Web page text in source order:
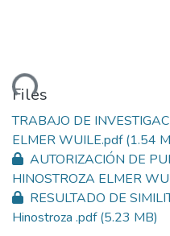
Files
TRABAJO DE
ELMER WUILE.pdf(1.54
AUTORIZACIÓN DE
HINOSTROZA ELMER
RESULTADO DE
Hinostroza .pdf(5.23 MB)